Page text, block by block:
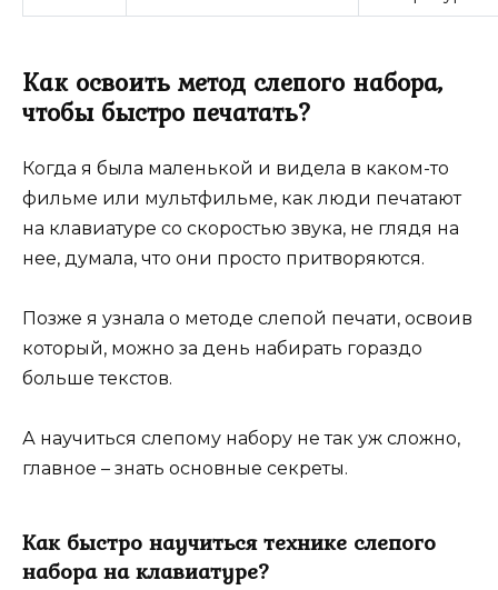
Как освоить метод слепого набора,
чтобы быстро печатать?
Когда я была маленькой и видела в каком-то
фильме или мультфильме, как люди печатают
на клавиатуре со скоростью звука, не глядя на
нее, думала, что они просто притворяются.
Позже я узнала о методе слепой печати, освоив
который, можно за день набирать гораздо
больше текстов.
А научиться слепому набору не так уж сложно,
главное – знать основные секреты.
Как быстро научиться технике слепого
набора на клавиатуре?